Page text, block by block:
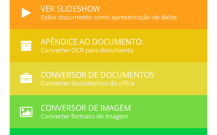
VER SLIDESHOW
Exibir documento como apresentação de slides
APÊNDICE AO DOCUMENTO:
Converter OCR para documento
CONVERSOR DE DOCUMENTOS
Converter documentos do office
CONVERSOR DE IMAGEM
Converter formato de imagem